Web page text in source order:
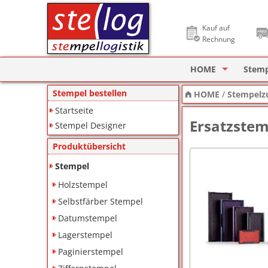
Kauf auf
Rechnung
HOME
Stempel Designer
Stempel bestellen
Startseite
Stempel Designer
Produktübersicht
Stempel
Holzstempel
Selbstfärber Stempel
Datumstempel
Lagerstempel
Paginierstempel
HOME /